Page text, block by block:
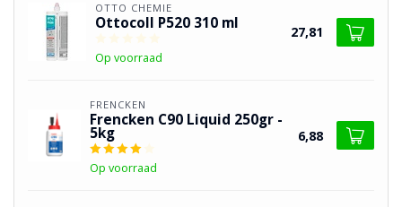
OTTO CHEMIE
Ottocoll P520 310 ml
Op voorraad
27,81
FRENCKEN
Frencken C90 Liquid 250gr -
5kg
Op voorraad
6,88